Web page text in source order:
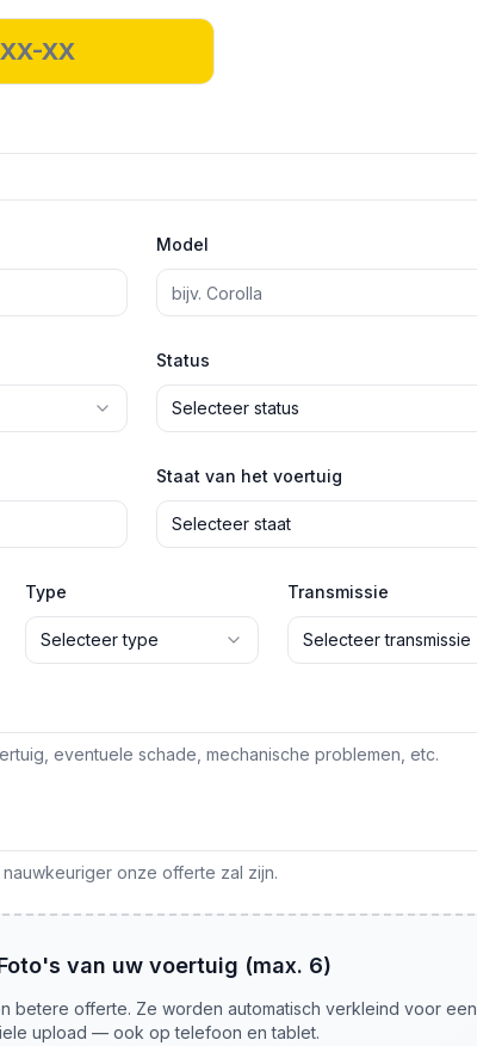
Model
Status
Selecteer status
Staat van het voertuig
Selecteer staat
Type
Selecteer type
Transmissie
Selecteer transmissie
onze offerte zal zijn.
van uw voertuig (max. 6)
betere offerte. Ze worden automatisch verkleind voor een
upload — ook op telefoon en tablet.